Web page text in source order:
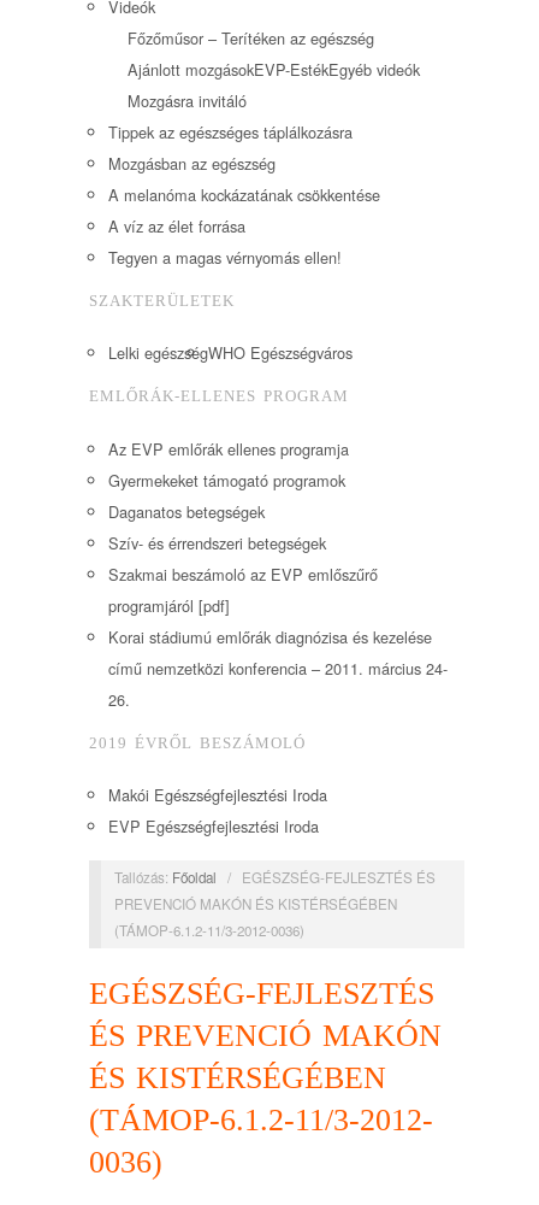
Videók
Főzőműsor – Terítéken az egészség
Ajánlott mozgásokEVP-EstékEgyéb videók
Mozgásra invitáló
Tippek az egészséges táplálkozásra
Mozgásban az egészség
A melanóma kockázatának csökkentése
A víz az élet forrása
Tegyen a magas vérnyomás ellen!
SZAKTERÜLETEK
Lelki egészségWHO Egészségváros
EMLŐRÁK-ELLENES PROGRAM
Az EVP emlőrák ellenes programja
Gyermekeket támogató programok
Daganatos betegségek
Szív- és érrendszeri betegségek
Szakmai beszámoló az EVP emlőszűrő
programjáról [pdf]
Korai stádiumú emlőrák diagnózisa és kezelése
című nemzetközi konferencia – 2011. március 24-
26.
2019 ÉVRŐL BESZÁMOLÓ
Makói Egészségfejlesztési Iroda
EVP Egészségfejlesztési Iroda
Tallózás: Főoldal /
EGÉSZSÉG-FEJLESZTÉS ÉS
PREVENCIÓ MAKÓN ÉS KISTÉRSÉGÉBEN
(TÁMOP-6.1.2-11/3-2012-0036)
EGÉSZSÉG-FEJLESZTÉS
ÉS PREVENCIÓ MAKÓN
ÉS KISTÉRSÉGÉBEN
(TÁMOP-6.1.2-11/3-2012-
0036)